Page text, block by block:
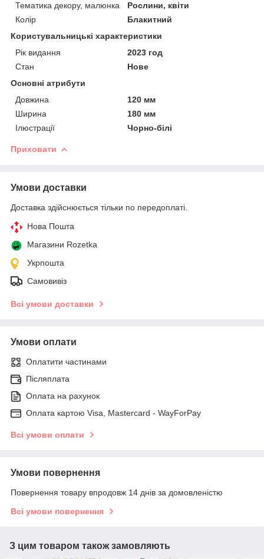
Тематика декору, малюнка
Рослини, квіти
Колір
Блакитний
Користувальницькі характеристики
Рік видання
2023 год
Стан
Нове
Основні атрибути
Довжина
120 мм
Ширина
180 мм
Ілюстрації
Чорно-білі
Приховати
Умови доставки
Доставка здійснюється тільки по передоплаті.
Нова Пошта
Магазини Rozetka
Укрпошта
Самовивіз
Всі умови доставки
Умови оплати
Оплатити частинами
Післяплата
Оплата на рахунок
Оплата картою Visa, Mastercard - WayForPay
Всі умови оплати
Умови повернення
Повернення товару впродовж 14 днів за домовленістю
Всі умови повернення
З цим товаром також замовляють